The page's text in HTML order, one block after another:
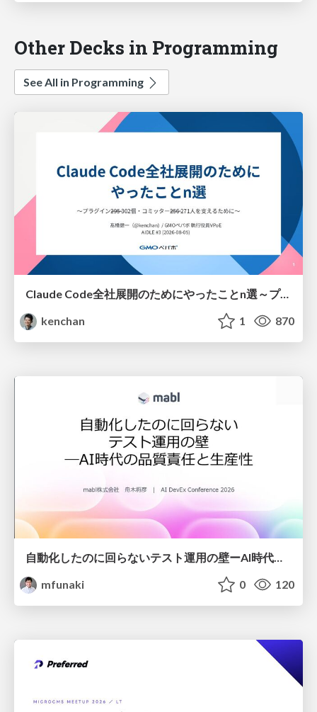
Other Decks in Programming
See All in Programming
Claude Code全社展開のためにやったことn選～プラグイン302個・コミッター271人を支えるために～
kenchan
1 870
自動化したのに回らないテスト運用の壁ーAI時代の品質責任と生産性
mfunaki
0 120